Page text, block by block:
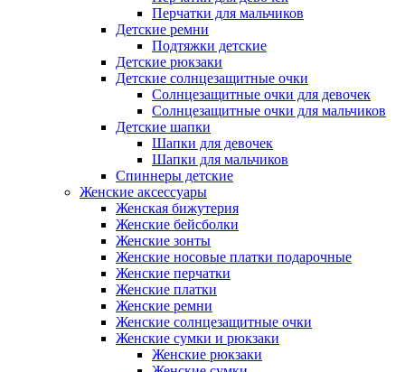
Перчатки для мальчиков
Детские ремни
Подтяжки детские
Детские рюкзаки
Детские солнцезащитные очки
Солнцезащитные очки для девочек
Солнцезащитные очки для мальчиков
Детские шапки
Шапки для девочек
Шапки для мальчиков
Спиннеры детские
Женские аксессуары
Женская бижутерия
Женские бейсболки
Женские зонты
Женские носовые платки подарочные
Женские перчатки
Женские платки
Женские ремни
Женские солнцезащитные очки
Женские сумки и рюкзаки
Женские рюкзаки